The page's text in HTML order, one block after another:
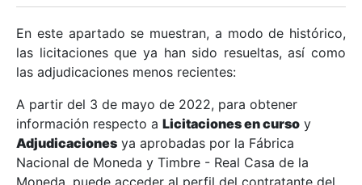
Mostrar/Ocultar
Mostrar/Ocultar
En este apartado se muestran, a modo de histórico,
las licitaciones que ya han sido resueltas, así como
las adjudicaciones menos recientes:
A partir del 3 de mayo de 2022, para obtener
información respecto a Licitaciones en curso y
Adjudicaciones ya aprobadas por la Fábrica
Nacional de Moneda y Timbre - Real Casa de la
Moneda, puede acceder al perfil del contratante del